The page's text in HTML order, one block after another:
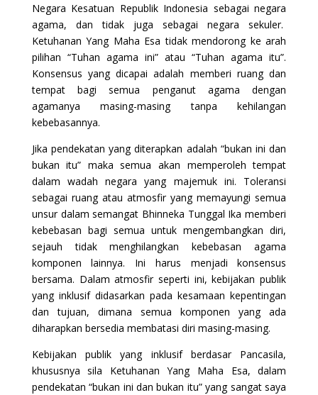
Negara Kesatuan Republik Indonesia sebagai negara
agama, dan tidak juga sebagai negara sekuler.
Ketuhanan Yang Maha Esa tidak mendorong ke arah
pilihan “Tuhan agama ini” atau “Tuhan agama itu”.
Konsensus yang dicapai adalah memberi ruang dan
tempat bagi semua penganut agama dengan
agamanya masing-masing tanpa kehilangan
kebebasannya.
Jika pendekatan yang diterapkan adalah “bukan ini dan
bukan itu” maka semua akan memperoleh tempat
dalam wadah negara yang majemuk ini. Toleransi
sebagai ruang atau atmosfir yang memayungi semua
unsur dalam semangat Bhinneka Tunggal Ika memberi
kebebasan bagi semua untuk mengembangkan diri,
sejauh tidak menghilangkan kebebasan agama
komponen lainnya. Ini harus menjadi konsensus
bersama. Dalam atmosfir seperti ini, kebijakan publik
yang inklusif didasarkan pada kesamaan kepentingan
dan tujuan, dimana semua komponen yang ada
diharapkan bersedia membatasi diri masing-masing.
Kebijakan publik yang inklusif berdasar Pancasila,
khususnya sila Ketuhanan Yang Maha Esa, dalam
pendekatan “bukan ini dan bukan itu” yang sangat saya